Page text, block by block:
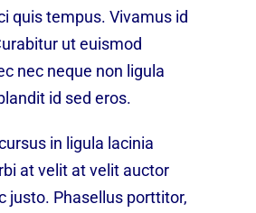
quis tempus. Vivamus id
ut euismod
nec neque non ligula
id sed eros.
in ligula lacinia
at velit at velit auctor
justo. Phasellus porttitor,